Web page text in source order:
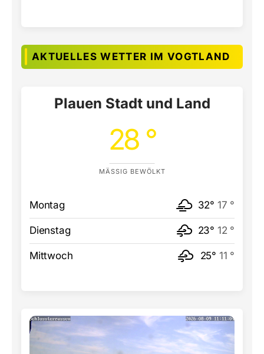
AKTUELLES WETTER IM VOGTLAND
Plauen Stadt und Land
28 °
MÄSSIG BEWÖLKT
Montag 32° 17 °
Dienstag 23° 12 °
Mittwoch 25° 11 °